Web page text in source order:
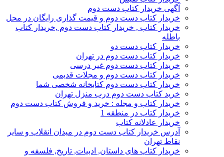
آگهی خریدار کتاب دست دوم
خریدار کتاب دست دوم و قیمت گذاری رایگان در محل
خریدار کتاب , خریدار کتاب دست دوم ,خریدار کتاب
باطله
خریدار کتاب دست دو
خریدار کتاب دست دوم در تهران
خریدار کتاب دست دوم غیر درسی
خریدار کتاب دست دوم و مجلات قدیمی
خریدار کتاب دست دوم کتابخانه شخصی شما
خرید کتاب دست دوم درب منزل تهران
خریدار کتاب و مجله : خرید و فروش کتاب دست دوم
خریدار کتاب در منطقه 1
خریدار عادلانه کتاب
آدرس خریدار کتاب دست دوم در میدان انقلاب و سایر
نقاط تهران
خریدار کتاب های داستان, ادبیات, تاریخ, فلسفه و